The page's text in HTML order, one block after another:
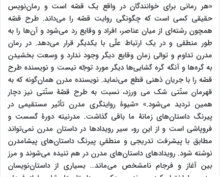
«هر رمانی برای خوانندگان در واقع یک قصّه است و رمان‌نویس
حقیقی کسی است که چگونگی روایت قصّه را می‌داند. طرح قصّه
همچون رشته‌ای از میان عناصر، افراد و وقایع رد می‌شود و آن‌ها را به
طور منطقی و در یک ارتباط علّی با یکدیگر قرار می‌دهد. در رمان
مدرن تداوم و توالی زمان وقایع دیگر وجود ندارد و وسعت بخشیدن
به گره‌ها و آنگه گره گشایی‌ها دیگر مورد توجّه نیست و نویسنده طرح
قصّه را با جریان ذهنی قطع می‌نماید. نویسنده مدرن همان‌گونه که به
قهرمان سنّتی شک می ورزد، نسبت به طرح قصّۀ سنّتی نیز دچار
همین تردید می‌شود.» «شیوۀ روایتگری مدرن تأثیر مستقیمی در
پیرنگ داستان‌های زمانۀ ما باقی گذاشت. مدرنیته دورۀ گسست و
فروپاشی است و از این رو، سیر رویدادها در داستان مدرن نمی‌تواند
مطابق با پیشرفت تدریجی و منطقیِ پیرنگ داستان‌های پیشامدرن
نوشته شود. رویدادهای داستان‌های مدرن در هم تنیده می‌شوند و مرز
بین آغاز و فرجام نامشخص می‌ماند… بسیاری از داستان‌نویسان